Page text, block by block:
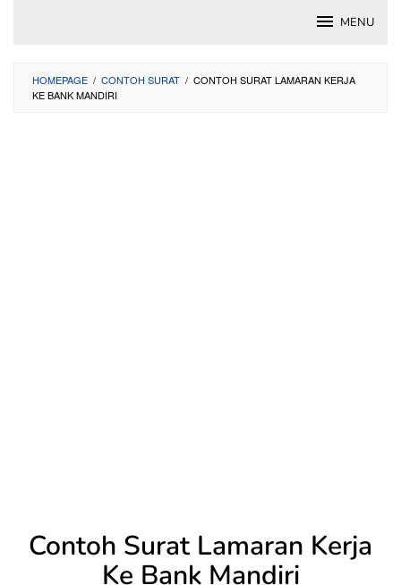
MENU
HOMEPAGE / CONTOH SURAT / CONTOH SURAT LAMARAN KERJA
KE BANK MANDIRI
Contoh Surat Lamaran Kerja
Ke Bank Mandiri